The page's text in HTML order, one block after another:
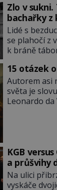
Zlo v
bachařky z
táborů
Lidé s
se plahočí z
k bráně
jejich oči se
však
nebožačku
plynové
15 otázek
Autorem asi
světa je
Leonardo da
pověsil
Napoleon
má pro
ještě jako
KGB
a průšvihy
tajných
Na ulici
vyskáče